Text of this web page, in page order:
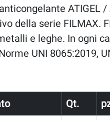
ATIGEL /
della serie FILMAX.
e leghe. In ogni
UNI 8065:2019,
Qt.